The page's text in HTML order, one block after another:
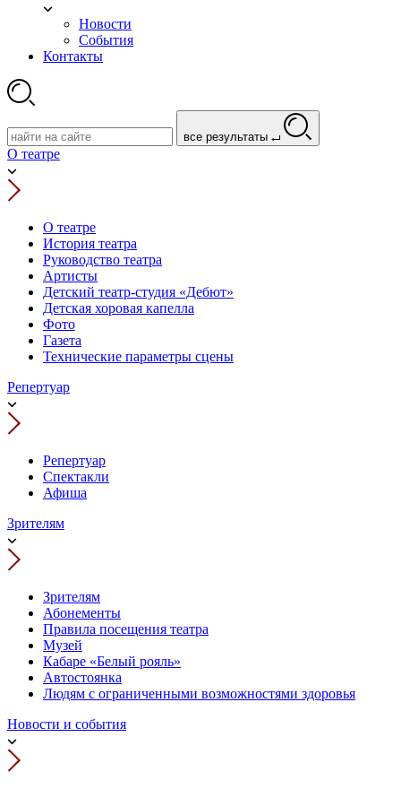
Новости
События
Контакты
все результаты
О театре
О театре
История театра
Руководство театра
Артисты
Детский театр-студия «Дебют»
Детская хоровая капелла
Фото
Газета
Технические параметры сцены
Репертуар
Репертуар
Спектакли
Афиша
Зрителям
Зрителям
Абонементы
Правила посещения театра
Музей
Кабаре «Белый рояль»
Автостоянка
Людям с ограниченными возможностями здоровья
Новости и события